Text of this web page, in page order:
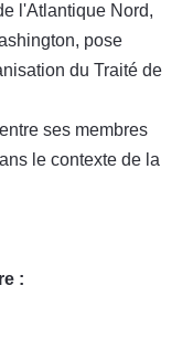
l'Atlantique Nord,
pose
du Traité de
ses membres
le contexte de la
: